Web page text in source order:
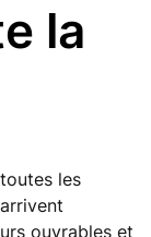
la
les
ouvrables et